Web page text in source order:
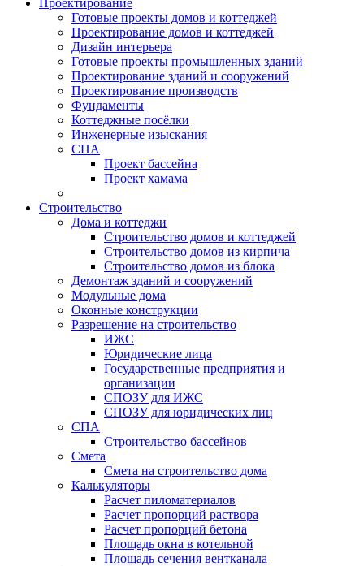
Проектирование
Готовые проекты домов и коттеджей
Проектирование домов и коттеджей
Дизайн интерьера
Готовые проекты промышленных зданий
Проектирование зданий и сооружений
Проектирование производств
Фундаменты
Коттеджные посёлки
Инженерные изыскания
СПА
Проект бассейна
Проект хамама
Строительство
Дома и коттеджи
Строительство домов и коттеджей
Строительство домов из кирпича
Строительство домов из блока
Демонтаж зданий и сооружений
Модульные дома
Оконные конструкции
Разрешение на строительство
ИЖС
Юридические лица
Государственные предприятия и
организации
СПОЗУ для ИЖС
СПОЗУ для юридических лиц
СПА
Строительство бассейнов
Смета
Смета на строительство дома
Калькуляторы
Расчет пиломатериалов
Расчет пропорций раствора
Расчет пропорций бетона
Площадь окна в котельной
Площадь сечения вентканала